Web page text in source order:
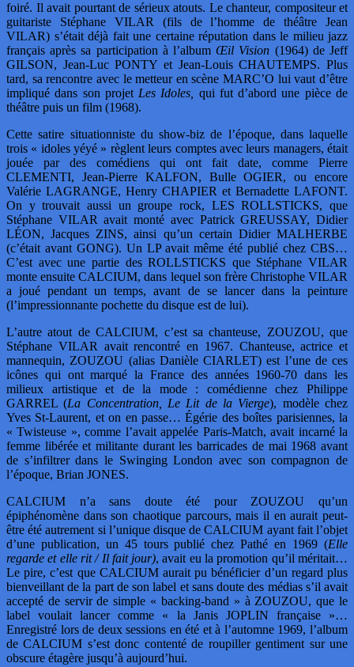
foiré. Il avait pourtant de sérieux atouts. Le chanteur, compositeur et
guitariste Stéphane VILAR (fils de l’homme de théâtre Jean
VILAR) s’était déjà fait une certaine réputation dans le milieu jazz
français après sa participation à l’albumŒil Vision (1964) de Jeff
GILSON, Jean-Luc PONTY et Jean-Louis CHAUTEMPS. Plus
tard, sa rencontre avec le metteur en scène MARC’O lui vaut d’être
impliqué dans son projet Les Idoles,
qui fut d’abord une pièce de
théâtre puis un film (1968).
Cette satire situationniste du show-biz de l’époque, dans laquelle
trois « idoles yéyé » règlent leurs comptes avec leurs managers, était
jouée par des comédiens qui ont fait date, comme Pierre
CLEMENTI, Jean-Pierre KALFON, Bulle OGIER, ou encore
Valérie LAGRANGE, Henry CHAPIER et Bernadette LAFONT.
On y trouvait aussi un groupe rock, LES ROLLSTICKS, que
Stéphane VILAR avait monté avec Patrick GREUSSAY, Didier
LÉON, Jacques ZINS, ainsi qu’un certain Didier MALHERBE
(c’était avant GONG). Un LP avait même été publié chez CBS…
C’est avec une partie des ROLLSTICKS que Stéphane VILAR
monte ensuite CALCIUM, dans lequel son frère Christophe VILAR
a joué pendant un temps, avant de se lancer dans la peinture
(l’impressionnante pochette du disque est de lui).
L’autre atout de CALCIUM, c’est sa chanteuse, ZOUZOU, que
Stéphane VILAR avait rencontré en 1967. Chanteuse, actrice et
mannequin, ZOUZOU (alias Danièle CIARLET) est l’une de ces
icônes qui ont marqué la France des années 1960-70 dans les
milieux artistique et de la mode : comédienne chez Philippe
GARREL (La Concentration, Le Lit de la Vierge), modèle chez
Yves St-Laurent, et on en passe… Égérie des boîtes parisiennes, la
« Twisteuse », comme l’avait appelée Paris-Match, avait incarné la
femme libérée et militante durant les barricades de mai 1968 avant
de s’infiltrer dans le Swinging London avec son compagnon de
l’époque, Brian JONES.
CALCIUM n’a sans doute été pour ZOUZOU qu’un
épiphénomène dans son chaotique parcours, mais il en aurait peut-
être été autrement si l’unique disque de CALCIUM ayant fait l’objet
d’une publication, un 45 tours publié chez Pathé en 1969 (Elle
regarde et elle rit / Il fait jour), avait eu la promotion qu’il méritait…
Le pire, c’est que CALCIUM aurait pu bénéficier d’un regard plus
bienveillant de la part de son label et sans doute des médias s’il avait
accepté de servir de simple « backing-band » à ZOUZOU, que le
label voulait lancer comme « la Janis JOPLIN française »…
Enregistré lors de deux sessions en été et à l’automne 1969, l’album
de CALCIUM s’est donc contenté de roupiller gentiment sur une
obscure étagère jusqu’à aujourd’hui.